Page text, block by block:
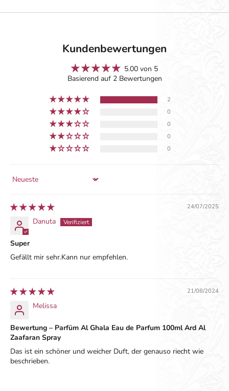
Kundenbewertungen
5.00 von 5
Basierend auf 2 Bewertungen
2
0
0
0
0
Sort by
24/07/2025
Danuta
Super
Gefällt mir sehr.Kann nur empfehlen.
21/08/2024
Melissa
Bewertung – Parfüm Al Ghala Eau de Parfum 100ml Ard Al
Zaafaran Spray
Das ist ein schöner und weicher Duft, der genauso riecht wie
beschrieben.